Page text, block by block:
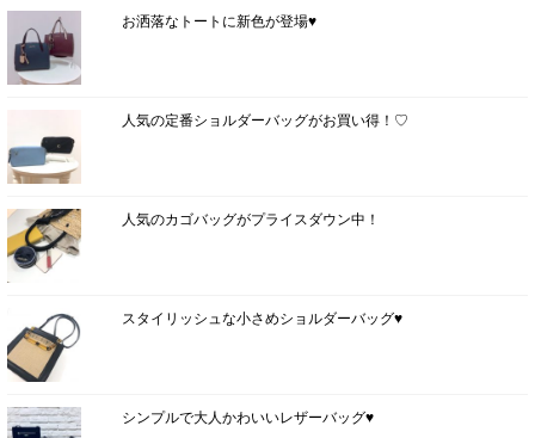
お洒落なトートに新色が登場♥
人気の定番ショルダーバッグがお買い得！♡
人気のカゴバッグがプライスダウン中！
スタイリッシュな小さめショルダーバッグ♥
シンプルで大人かわいいレザーバッグ♥